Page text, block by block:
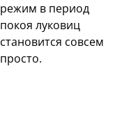
режим в период
покоя луковиц
становится совсем
просто.